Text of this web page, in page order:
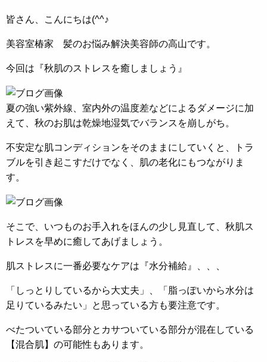
皆さん、こんにちは(^^♪
美容室椿家 髪のお悩み解決美容師の高山です。
今回は『秋肌のストレスを癒しましょう』
夏の強い紫外線、室内外の温度差などによるダメージに加
えて、秋のお肌は乾燥地湿気でバランスを崩しがち。
不安定な肌コンディションをそのままにしていくと、トラ
ブルを引き起こすだけでなく、肌の老化にもつながりま
す。
そこで、いつものお手入れをほんの少し見直して、秋肌ス
トレスを早めに癒してあげましょう。
肌ストレスに一番必要なケアは『水分補給』、、、
「しっとりしているから大丈夫」、「脂っぽいから水分は
足りているみたい」と思っている方も要注意です。
べたついている部分とカサついている部分が混在している
【混合肌】の可能性もあります。